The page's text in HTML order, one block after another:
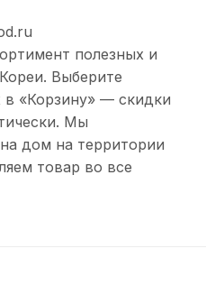
полезных и
Выберите
«Корзину» — скидки
Мы
дом на территории
товар во все